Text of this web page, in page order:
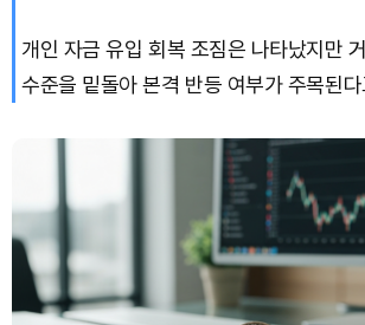
개인 자금 유입 회복 조짐은 나타났지만
수준을 밑돌아 본격 반등 여부가 주목된